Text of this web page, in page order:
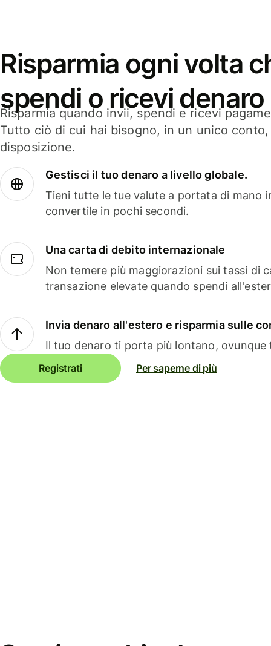
Risparmia ogni volta
spendi o ricevi denaro
Risparmia quando invii, spendi e ricevi
Tutto ciò di cui hai bisogno, in un unico
disposizione.
Gestisci il tuo denaro a livello globale.
Tieni tutte le tue valute a portata di mano
convertile in pochi secondi.
Una carta di debito internazionale
Non temere più maggiorazioni sui tassi di
transazione elevate quando spendi
Invia denaro all'estero e risparmia sulle
Il tuo denaro ti porta più lontano, ovunque
Registrati Per saperne di più